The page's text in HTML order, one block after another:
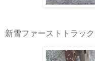
新雪ファーストトラッ